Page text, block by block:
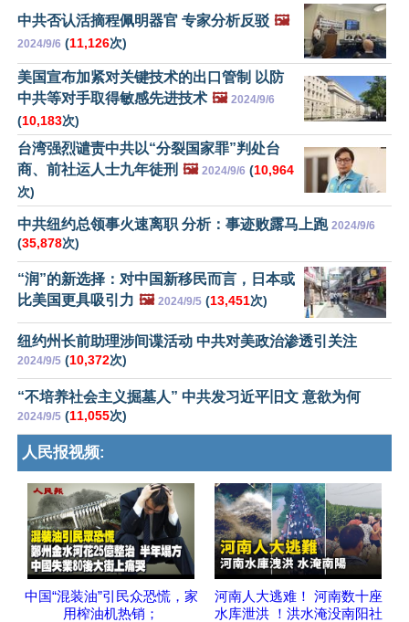
中共否认活摘程佩明器官 专家分析反驳 🖼️
2024/9/6 (11,126次)
美国宣布加紧对关键技术的出口管制 以防
中共等对手取得敏感先进技术 🖼️ 2024/9/6
(10,183次)
台湾强烈谴责中共以“分裂国家罪”判处台
商、前社运人士九年徒刑 🖼️ 2024/9/6 (10,964
次)
中共纽约总领事火速离职 分析：事迹败露马上跑 2024/9/6
(35,878次)
“润”的新选择：对中国新移民而言，日本或
比美国更具吸引力 🖼️ 2024/9/5 (13,451次)
纽约州长前助理涉间谍活动 中共对美政治渗透引关注
2024/9/5 (10,372次)
“不培养社会主义掘墓人” 中共发习近平旧文 意欲为何
2024/9/5 (11,055次)
人民报视频:
中国“混装油”引民众恐慌，家
用榨油机热销；
河南人大逃难！ 河南数十座
水库泄洪 ！洪水淹没南阳社